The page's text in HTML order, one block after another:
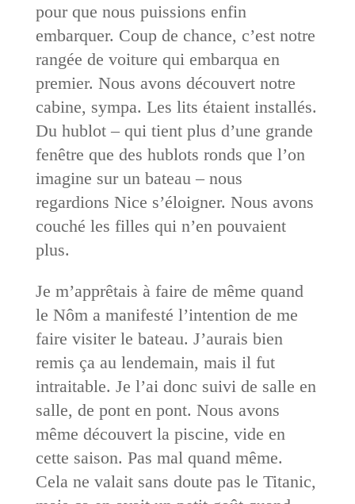
pour que nous puissions enfin
embarquer. Coup de chance, c’est notre
rangée de voiture qui embarqua en
premier. Nous avons découvert notre
cabine, sympa. Les lits étaient installés.
Du hublot – qui tient plus d’une grande
fenêtre que des hublots ronds que l’on
imagine sur un bateau – nous
regardions Nice s’éloigner. Nous avons
couché les filles qui n’en pouvaient
plus.
Je m’apprêtais à faire de même quand
le Nôm a manifesté l’intention de me
faire visiter le bateau. J’aurais bien
remis ça au lendemain, mais il fut
intraitable. Je l’ai donc suivi de salle en
salle, de pont en pont. Nous avons
même découvert la piscine, vide en
cette saison. Pas mal quand même.
Cela ne valait sans doute pas le Titanic,